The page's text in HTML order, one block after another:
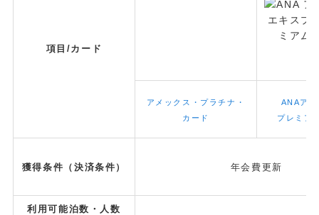
項目/カード
アメックス・プラチナ・
カード
ANAア
プレミア
獲得条件（決済条件） 年会費更新
利用可能泊数・人数